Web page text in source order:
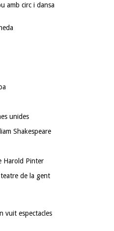
amb circ i dansa
unides
Shakespeare
Harold Pinter
de la gent
vuit espectacles